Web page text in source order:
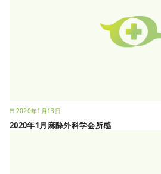
2020年1月13日
2020年1月麻酔外科学会所感